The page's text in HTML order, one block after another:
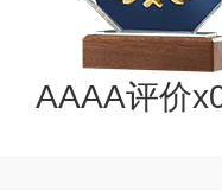
AAAA评价